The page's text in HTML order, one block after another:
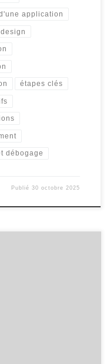
application
design
étapes clés
débogage
Publié30 octobre 2025